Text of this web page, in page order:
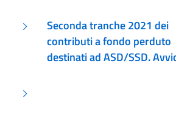
Seconda tranche 2021 dei
contributi a fondo perduto
destinati ad ASD/SSD.